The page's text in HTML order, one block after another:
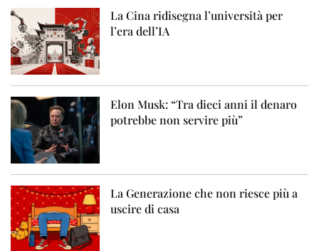
La Cina ridisegna l’università per
l’era dell’IA
Elon Musk: “Tra dieci anni il denaro
potrebbe non servire più”
La Generazione che non riesce più a
uscire di casa